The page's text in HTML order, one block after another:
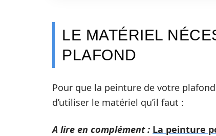
LE MATÉRIEL
PLAFOND
Pour que la peinture de votre
d’utiliser le matériel qu’il faut :
A lire en complément : La peinture